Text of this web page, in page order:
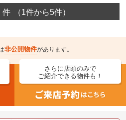
件 （1件から5件）
非公開物件があります。
さらに店頭のみで
ご紹介できる物件も！